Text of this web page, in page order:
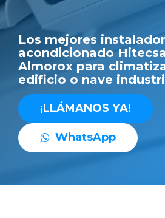
Los mejores
acondicionado
Almorox para
edificio o nave
¡LLÁMANOS YA!
WhatsApp